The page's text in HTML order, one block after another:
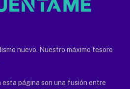
nuevo. Nuestro máximo tesoro
esta página son una fusión entre